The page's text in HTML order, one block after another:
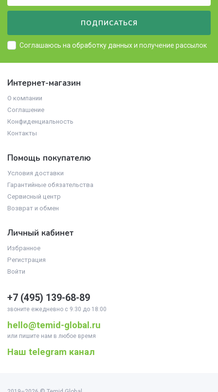
ПОДПИСАТЬСЯ
Соглашаюсь на обработку данныхи получение рассылок
Интернет-магазин
О компании
Соглашение
Конфиденциальность
Контакты
Помощь покупателю
Условия доставки
Гарантийные обязательства
Сервисный центр
Возврат и обмен
Личный кабинет
Избранное
Регистрация
Войти
+7 (495) 139-68-89
звоните ежедневно с 9:30 до 18:00
hello@temid-global.ru
или пишите нам в любое время
Наш telegram канал